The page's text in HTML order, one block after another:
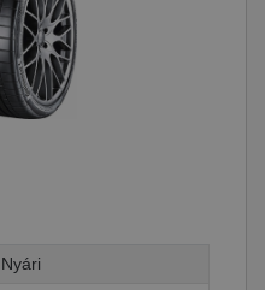
Nyári